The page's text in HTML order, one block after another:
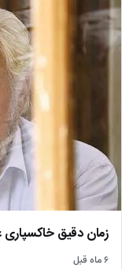
زمان دقیق خاکسپاری
۶ ماه قبل